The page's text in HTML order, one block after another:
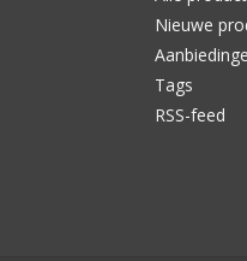
Nieuwe
Tags
RSS-feed